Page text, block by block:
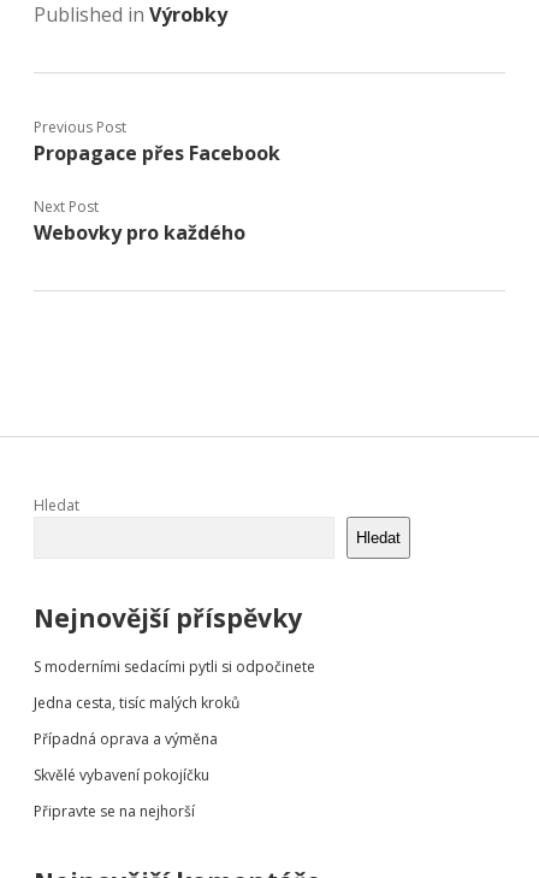
Published in Výrobky
Previous Post
Propagace přes Facebook
Next Post
Webovky pro každého
Sidebar
Hledat
Hledat
Nejnovější příspěvky
S moderními sedacími pytli si odpočinete
Jedna cesta, tisíc malých kroků
Případná oprava a výměna
Skvělé vybavení pokojíčku
Připravte se na nejhorší